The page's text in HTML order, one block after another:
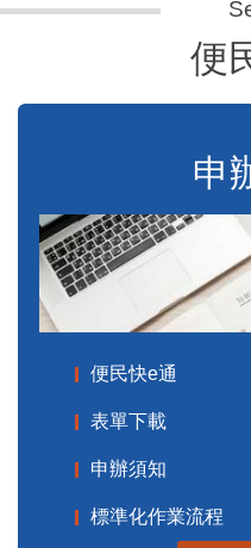
便
申
便民快e通
表單下載
申辦須知
標準化作業流程